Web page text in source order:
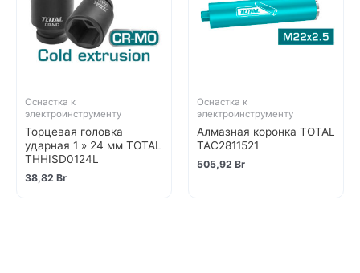
Оснастка к
электроинструменту
Торцевая головка
ударная 1 » 24 мм TOTAL
THHISD0124L
38,82 Br
Оснастка к
электроинструменту
Алмазная коронка TOTAL
TAC2811521
505,92 Br